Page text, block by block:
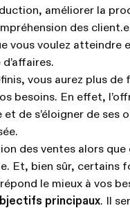
améliorer la
des
vous voulez atteindre
vous aurez plus
besoins. En effet,
de s’éloigner de ses
des ventes alors que
Et, bien sûr, certains
le mieux à vos
principaux. Il